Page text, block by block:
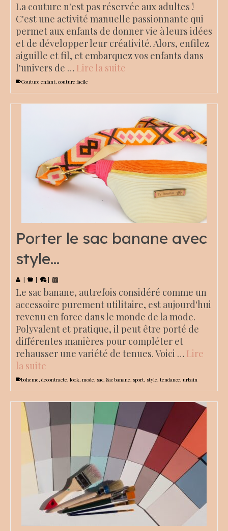
La couture n'est pas réservée aux adultes !
C'est une activité manuelle passionnante qui
permet aux enfants de donner vie à leurs idées
et de développer leur créativité. Alors, enfilez
aiguille et fil, et embarquez vos enfants dans
l'univers de … Lire la suite
Couture enfant, couture facile
Porter le sac banane avec
style…
Le sac banane, autrefois considéré comme un
accessoire purement utilitaire, est aujourd'hui
revenu en force dans le monde de la mode.
Polyvalent et pratique, il peut être porté de
différentes manières pour compléter et
rehausser une variété de tenues. Voici … Lire
la suite
boheme, decontracte, look, mode, sac, Sac banane, sport, style, tendance, urbain